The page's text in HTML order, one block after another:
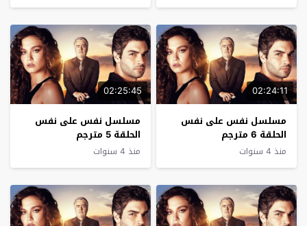
02:24:11
مسلسل نفس على نفس
الحلقة 6 مترجم
منذ 4 سنوات
02:25:45
مسلسل نفس على نفس
الحلقة 5 مترجم
منذ 4 سنوات